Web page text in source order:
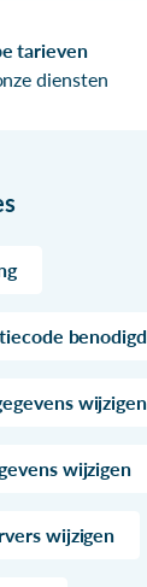
tarieven
diensten
benodigd
wijzigen
wijzigen
wijzigen